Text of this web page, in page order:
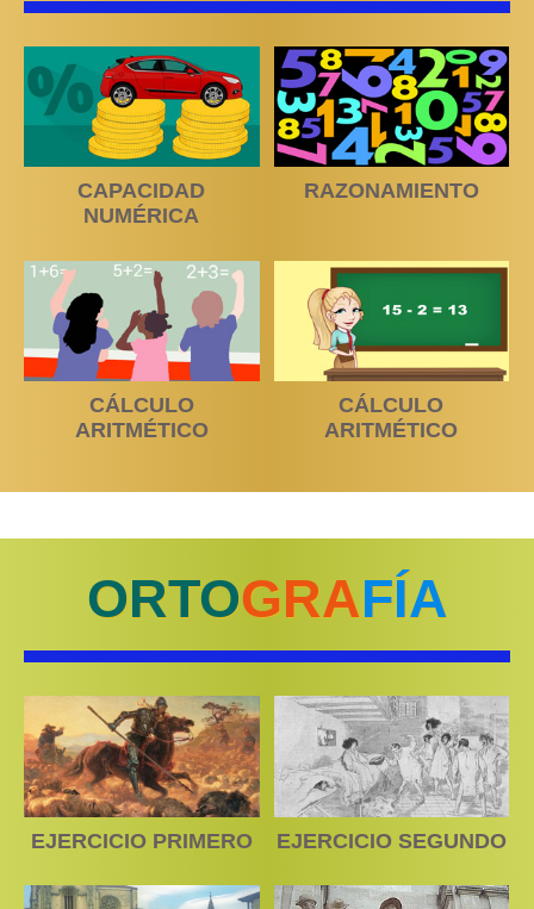
CAPACIDAD
NUMÉRICA
RAZONAMIENTO
CÁLCULO
ARITMÉTICO
CÁLCULO
ARITMÉTICO
ORTOGRAFÍA
EJERCICIO PRIMERO EJERCICIO SEGUNDO